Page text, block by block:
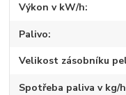
Výkon v kW/h
Palivo
Velikost zásobníku
Spotřeba paliva v kg/h